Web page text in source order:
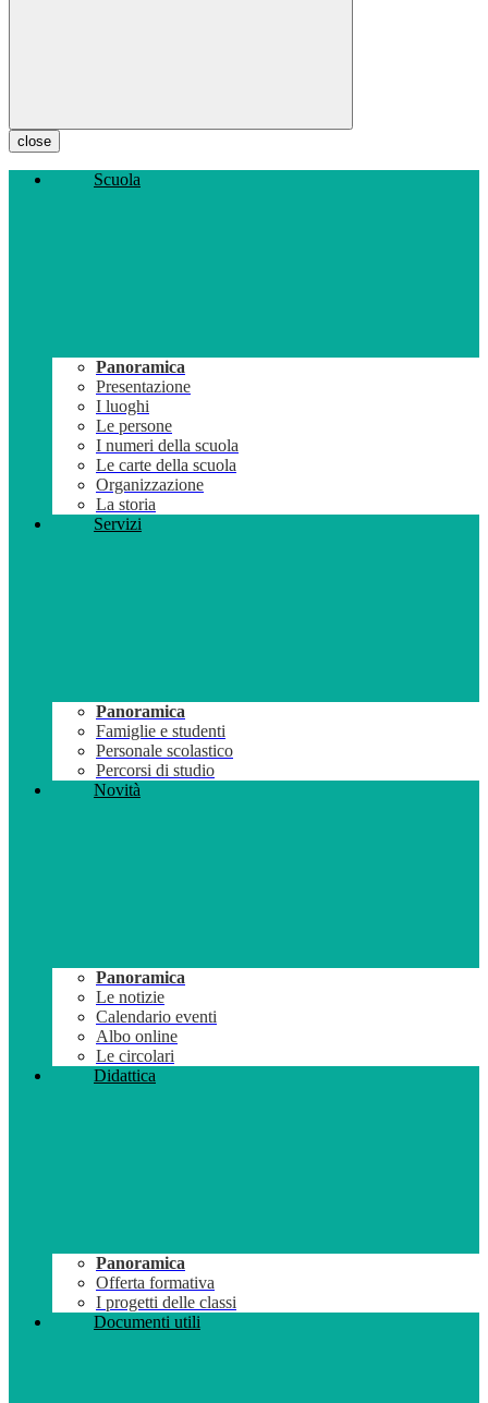
close
Scuola
Panoramica
Presentazione
I luoghi
Le persone
I numeri della scuola
Le carte della scuola
Organizzazione
La storia
Servizi
Panoramica
Famiglie e studenti
Personale scolastico
Percorsi di studio
Novità
Panoramica
Le notizie
Calendario eventi
Albo online
Le circolari
Didattica
Panoramica
Offerta formativa
I progetti delle classi
Documenti utili